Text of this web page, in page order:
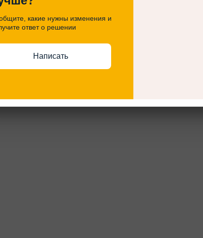
какие нужны изменения и
ответ о решении
Написать
в подарок книгу с добрыми пожеланиями и